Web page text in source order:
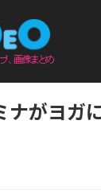
ナがヨガ